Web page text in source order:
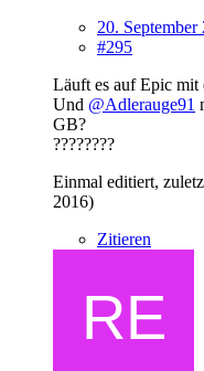
20. September
#295
Läuft es auf Epic
Und @Adlerauge91
GB?
????????
Einmal editiert,
2016)
Zitieren